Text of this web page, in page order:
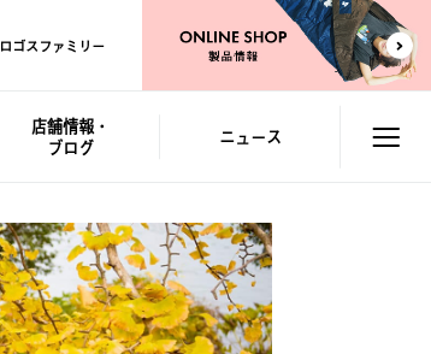
ロゴスファミリー
店舗情報・
ブログ
ニュース